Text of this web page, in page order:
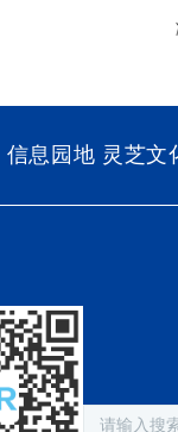
信息园地 灵芝文